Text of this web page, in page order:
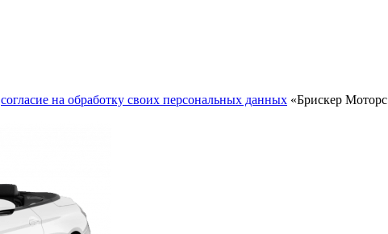
согласие на обработку своих персональных данных «Брискер